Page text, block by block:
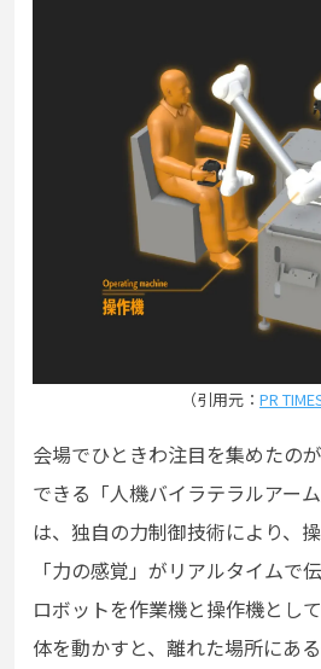
（引用元： PR
会場でひときわ注目を集めたの
できる「人機バイラテラルアー
は、独自の力制御技術により、
「力の感覚」がリアルタイムで
ロボットを作業機と操作機とし
体を動かすと、離れた場所にあ